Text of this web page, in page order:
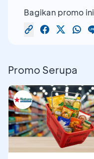
Bagikan promo ini
Promo Serupa